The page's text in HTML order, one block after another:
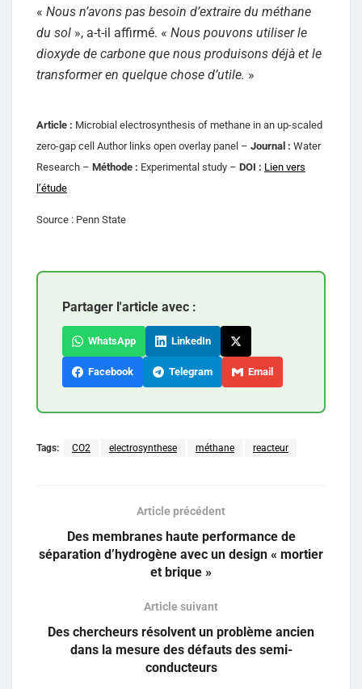
« Nous n’avons pas besoin d’extraire du méthane
du sol », a-t-il affirmé. « Nous pouvons utiliser le
dioxyde de carbone que nous produisons déjà et le
transformer en quelque chose d’utile. »
Article : Microbial electrosynthesis of methane in an up-scaled
zero-gap cell Author links open overlay panel – Journal : Water
Research – Méthode : Experimental study – DOI : Lien vers
l’étude
Source : Penn State
Partager l'article avec :
WhatsApp LinkedIn
Facebook Telegram Email
Tags: CO2 electrosynthese méthane reacteur
Article précédent
Des membranes haute performance de
séparation d’hydrogène avec un design « mortier
et brique »
Article suivant
Des chercheurs résolvent un problème ancien
dans la mesure des défauts des semi-
conducteurs